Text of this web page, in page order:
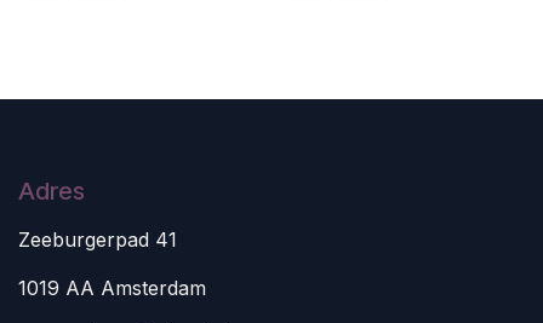
Adres
Zeeburgerpad 41
1019 AA Amsterdam